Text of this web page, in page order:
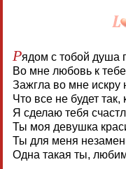
Рядом с тобой душа
Во мне любовь к
Зажгла во мне искру
Что все не будет так,
Я сделаю тебя
Ты моя девушка
Ты для меня
Одна такая ты,